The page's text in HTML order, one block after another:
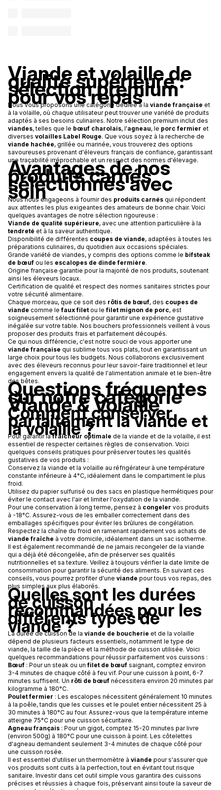
Viande et volaille de
qualité supérieure :
sélection premium
pour vos repas
Nous vous proposons une catégorie dédiée à la viande française et
à la volaille, où chaque utilisateur peut trouver une variété de produits
adaptés à ses besoins culinaires. Notre sélection premium inclut des
viandes, telles que le bœuf charolais, l'agneau, le porc fermier et
diverses volailles Label Rouge. Que vous soyez à la recherche de
viande hachée, grillée ou marinée, vous trouverez des options
savoureuses provenant d'éleveurs français de confiance, garantissant
une traçabilité irréprochable et un respect des normes d'élevage.
Avantages de nos
produits carnés
sélectionnés avec
soin
Nous nous engageons à fournir des produits carnés qui répondent
aux attentes les plus exigeantes des amateurs de bonne chair. Voici
quelques avantages de notre sélection rigoureuse :
Viande de qualité supérieure, avec une attention particulière à la
tendreté et à la saveur authentique.
Disponibilité de différentes coupes de viande, adaptées à toutes les
préparations culinaires, du quotidien aux occasions spéciales.
Grande variété de viandes, y compris des options comme le bifsteak
de bœuf ou les escalopes de dinde fermière.
Origine française garantie pour la majorité de nos produits, soutenant
ainsi les éleveurs locaux.
Certification de qualité et respect des normes sanitaires strictes pour
votre sécurité alimentaire.
Chaque morceau, que ce soit des rôtis de bœuf, des coupes de
viande comme lefaux filet ou lefilet mignon de porc, est
soigneusement sélectionné pour garantir une expérience gustative
inégalée sur votre table. Nos bouchers professionnels veillent à vous
proposer des produits frais et parfaitement découpés.
Ce qui nous différencie, c'est notre souci de vous apporter une
viande française qui sublime tous vos plats, tout en garantissant un
large choix pour tous les budgets. Nous collaborons exclusivement
avec des éleveurs reconnus pour leur savoir-faire traditionnel et leur
engagement envers la qualité de l'alimentation animale et le bien-être
des bêtes.
Questions fréquentes
sur notre catégorie
Viande & Volaille
Comment conserver
parfaitement la viande et
la volaille ?
Pour garantir lafraîcheur optimale de la viande et de la volaille, il est
essentiel de respecter certaines règles de conservation. Voici
quelques conseils pratiques pour préserver toutes les qualités
gustatives de vos produits :
Conservez la viande et la volaille au réfrigérateur à une température
constante inférieure à 4°C, idéalement dans le compartiment le plus
froid.
Utilisez du papier sulfurisé ou des sacs en plastique hermétiques pour
éviter le contact avec l'air et limiter l'oxydation de la viande.
Pour une conservation à long terme, pensez à congeler vos produits
à -18°C. Assurez-vous de les emballer correctement dans des
emballages spécifiques pour éviter les brûlures de congélation.
Respectez la chaîne du froid en ramenant rapidement vos achats de
viande fraîche à votre domicile, idéalement dans un sac isotherme.
Il est également recommandé de ne jamais recongeler de la viande
qui a déjà été décongelée, afin de préserver ses qualités
nutritionnelles et sa texture. Veillez à toujours vérifier la date limite de
consommation pour garantir la sécurité des aliments. En suivant ces
conseils, vous pourrez profiter d'une viande pour tous vos repas, des
plus simples aux plus élaborés.
Quelles sont les durées
de cuisson
recommandées pour les
différents types de
viande ?
La durée de cuisson de la viande de boucherie et de la volaille
dépend de plusieurs facteurs essentiels, notamment le type de
viande, la taille de la pièce et la méthode de cuisson utilisée. Voici
quelques recommandations pour réussir parfaitement vos cuissons :
Bœuf : Pour un steak ou unfilet de bœuf saignant, comptez environ
3-4 minutes de chaque côté à feu vif. Pour une cuisson à point, 6-7
minutes suffisent. Un rôti de bœuf nécessitera environ 20 minutes par
kilogramme à 180°C.
Poulet fermier : Les escalopes nécessitent généralement 10 minutes
à la poêle, tandis que les cuisses et le poulet entier nécessitent 25 à
30 minutes à 180°C au four. Assurez-vous que la température interne
atteigne 75°C pour une cuisson sécuritaire.
Agneau français : Pour un gigot, comptez 15-20 minutes par livre
(environ 500g) à 180°C pour une cuisson à point. Les côtelettes
d'agneau demandent seulement 3-4 minutes de chaque côté pour
une cuisson rosée.
Il est essentiel d'utiliser un thermomètre à viande pour s'assurer que
vos produits sont cuits à la perfection, tout en évitant tout risque
sanitaire. Investir dans cet outil simple vous garantira des cuissons
précises et réussies à chaque fois, préservant ainsi toute la saveur de